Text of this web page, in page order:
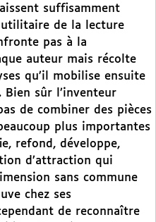
suffisamment
utilitaire de la lecture
pas à la
auteur mais récolte
qu’il mobilise ensuite
sûr l’inventeur
de combiner des pièces
plus importantes
refond, développe,
d’attraction qui
sans commune
chez ses
de reconnaître